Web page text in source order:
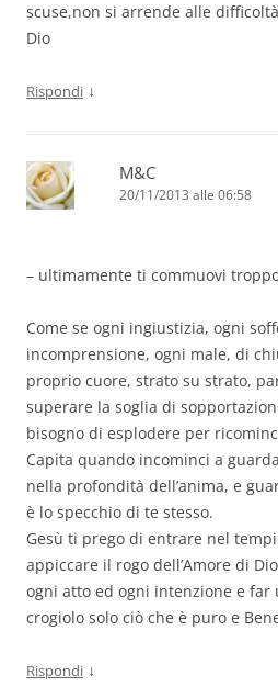
scuse,non si arrende alle
Dio
Rispondi ↓
M&C
20/11/2013 alle 06:58
– ultimamente ti commuovi
Come se ogni ingiustizia, ogni
incomprensione, ogni male, di
proprio cuore, strato su strato,
superare la soglia di
bisogno di esplodere per
Capita quando incominci a
nella profondità dell’anima, e
è lo specchio di te stesso.
Gesù ti prego di entrare nel
appiccare il rogo dell’Amore di
ogni atto ed ogni intenzione e far
crogiolo solo ciò che è puro e
Rispondi ↓